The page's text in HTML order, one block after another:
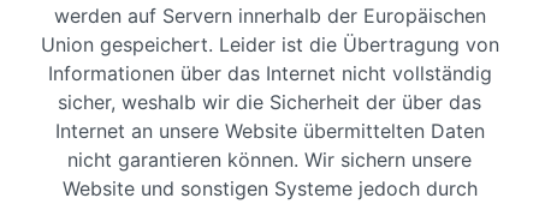
werden auf Servern innerhalb der Europäischen
Union gespeichert. Leider ist die Übertragung von
Informationen über das Internet nicht vollständig
sicher, weshalb wir die Sicherheit der über das
Internet an unsere Website übermittelten Daten
nicht garantieren können. Wir sichern unsere
Website und sonstigen Systeme jedoch durch